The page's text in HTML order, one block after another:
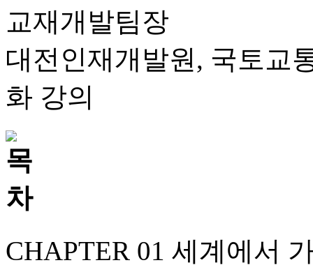
교재개발팀장
대전인재개발원, 국토교
화 강의
CHAPTER 01 세계에서